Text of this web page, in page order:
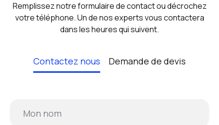
Remplissez notre formulaire de contact ou décrochez
votre téléphone. Un de nos experts vous contactera
dans les heures qui suivent.
Contactez nous Demande de devis